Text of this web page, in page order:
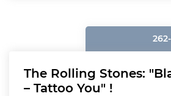
The Rolling Stones:
– Tattoo You" !